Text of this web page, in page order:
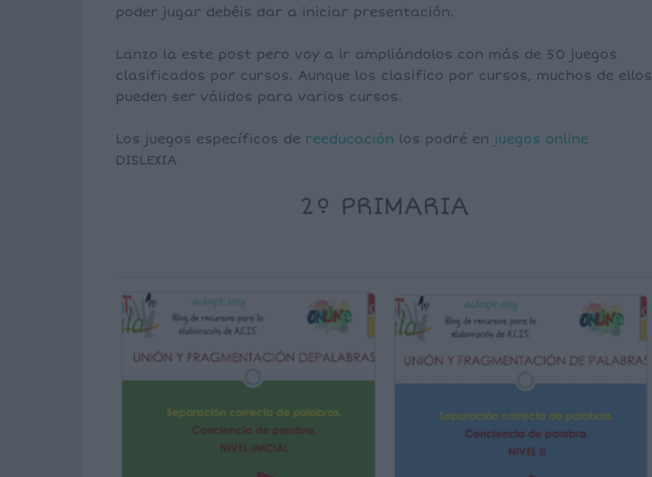
poder jugar debéis dar a iniciar presentación.
Lanzo la este post pero voy a ir ampliándolos con más de 50 juegos
clasificados por cursos. Aunque los clasifico por cursos, muchos de ellos
pueden ser válidos para varios cursos.
Los juegos específicos de reeducación los podré en juegos online
DISLEXIA
2º PRIMARIA